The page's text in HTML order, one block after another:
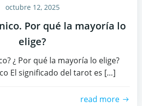
octubre 12, 2025
Por qué la mayoría lo
elige?
¿ Por qué la mayoría lo elige?
El significado del tarot es […]
read more